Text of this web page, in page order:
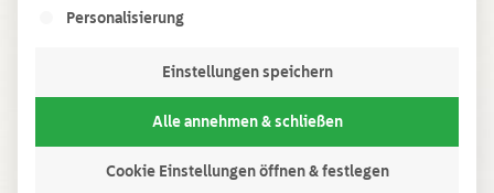
Tipps
Tipps
Personalisierung
Einstellungen speichern
Alle annehmen & schließen
Cookie Einstellungen öffnen & festlegen